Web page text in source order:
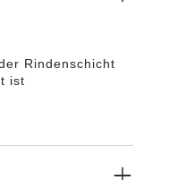
Rindenschicht
ist